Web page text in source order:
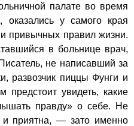
палате во время
оказались у самого края
привычных правил жизни.
в больнице врач,
не написавший за
развозчик пиццы Фунги и
предстоит увидеть, какие
правду» о себе. Не
и приятна, — зато именно